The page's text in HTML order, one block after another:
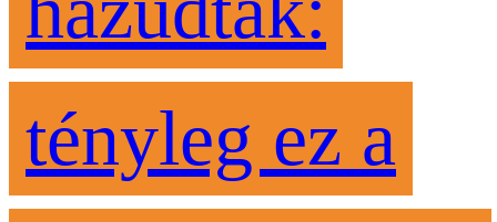
tényleg ez a